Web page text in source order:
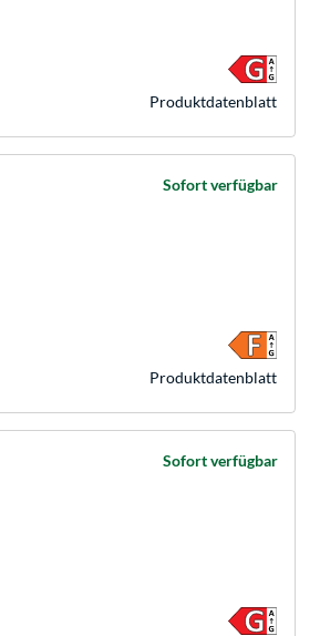
Produkt­datenblatt
Sofort verfügbar
Produkt­datenblatt
Sofort verfügbar